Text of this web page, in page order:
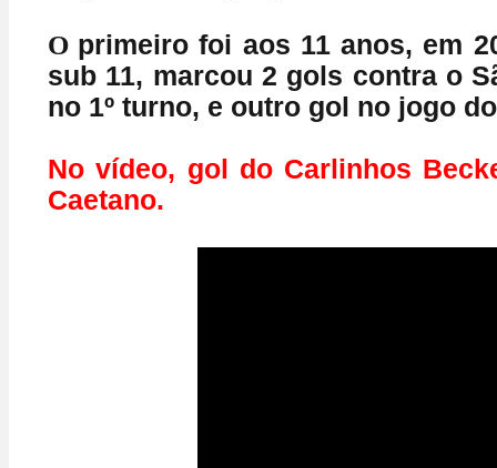
O primeiro foi aos 11 anos, em
sub 11, marcou 2 gols contra o
no 1º turno, e outro gol no jogo
No vídeo, gol do Carlinhos
Caetano.